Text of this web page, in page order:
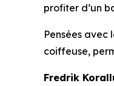
profiter d’un
Pensées avec
coiffeuse,
Fredrik